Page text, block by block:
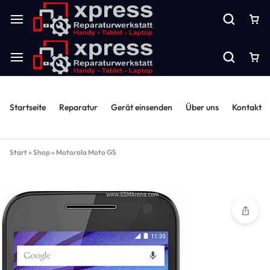
Startseite Reparatur Gerät einsenden Über uns Kontakt
Start» Shop» Motorola Moto G5